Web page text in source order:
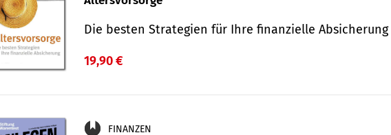
Die besten Strategien für Ihre finanzielle Absicherung
19,90 €
FINANZEN